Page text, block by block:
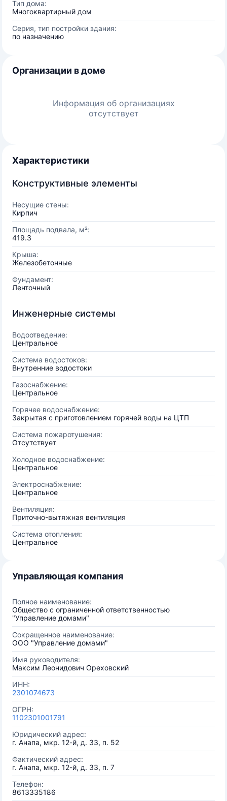
Тип дома:
Многоквартирный дом
Серия, тип постройки здания:
по назначению
Организации в доме
Информация об организациях
отсутствует
Характеристики
Конструктивные элементы
Несущие стены:
Кирпич
Площадь подвала, м²:
419.3
Крыша:
Железобетонные
Фундамент:
Ленточный
Инженерные системы
Водоотведение:
Центральное
Система водостоков:
Внутренние водостоки
Газоснабжение:
Центральное
Горячее водоснабжение:
Закрытая с приготовлением горячей воды на ЦТП
Система пожаротушения:
Отсутствует
Холодное водоснабжение:
Центральное
Электроснабжение:
Центральное
Вентиляция:
Приточно-вытяжная вентиляция
Система отопления:
Центральное
Управляющая компания
Полное наименование:
Общество с ограниченной ответственностью
"Управление домами"
Сокращенное наименование:
ООО "Управление домами"
Имя руководителя:
Максим Леонидович Ореховский
ИНН:
2301074673
ОГРН:
1102301001791
Юридический адрес:
г. Анапа, мкр. 12-й, д. 33, п. 52
Фактический адрес:
г. Анапа, мкр. 12-й, д. 33, п. 7
Телефон:
8613335186